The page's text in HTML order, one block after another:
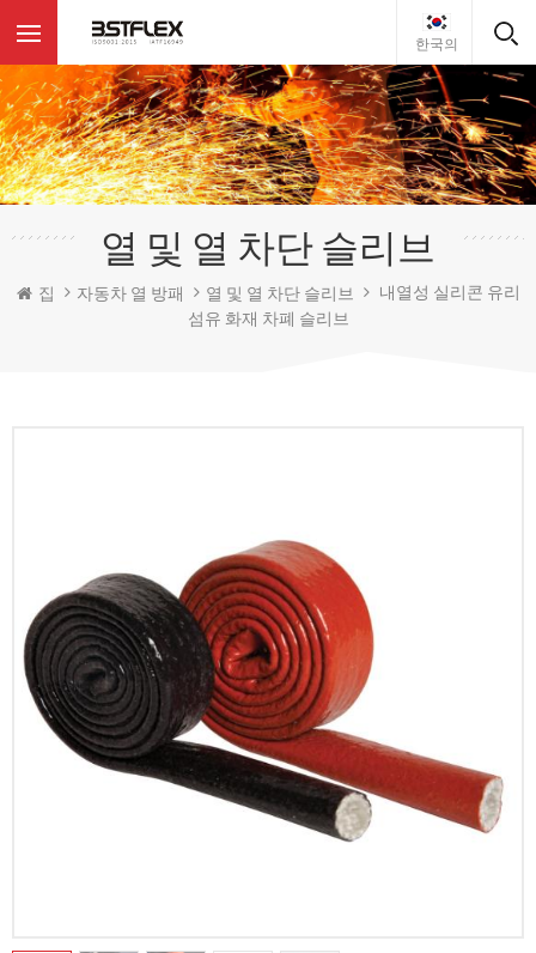
한국의
열 및 열 차단 슬리브
집 자동차 열 방패 열 및 열 차단 슬리브
내열성 실리콘 유리
섬유 화재 차폐 슬리브